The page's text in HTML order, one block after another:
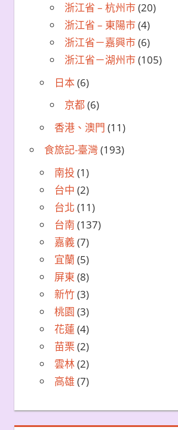
浙江省 – 杭州市(20)
浙江省 – 東陽市(4)
浙江省－嘉興市(6)
浙江省－湖州市(105)
日本(6)
京都(6)
香港、澳門 (11)
食旅記-臺灣 (193)
南投 (1)
台中 (2)
台北 (11)
台南 (137)
嘉義 (7)
宜蘭 (5)
屏東 (8)
新竹(3)
桃園 (3)
花蓮 (4)
苗栗 (2)
雲林(2)
高雄 (7)